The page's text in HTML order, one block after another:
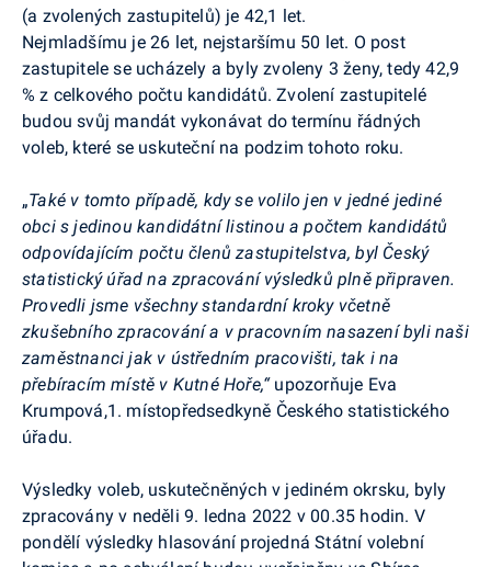
(a zvolených zastupitelů) je 42,1 let.
Nejmladšímu je 26 let, nejstaršímu 50 let. O post
zastupitele se ucházely a byly zvoleny 3 ženy, tedy 42,9
% z celkového počtu kandidátů. Zvolení zastupitelé
budou svůj mandát vykonávat do termínu řádných
voleb, které se uskuteční na podzim tohoto roku.
„Také v tomto případě, kdy se volilo jen v jedné jediné
obci s jedinou kandidátní listinou a počtem kandidátů
odpovídajícím počtu členů zastupitelstva, byl Český
statistický úřad na zpracování výsledků plně připraven.
Provedli jsme všechny standardní kroky včetně
zkušebního zpracovánía v pracovním nasazení byli naši
zaměstnanci jak v ústředním pracovišti, tak i na
přebíracím místě v Kutné Hoře,“ upozorňuje Eva
Krumpová,1. místopředsedkyně Českého statistického
úřadu.
Výsledky voleb, uskutečněných v jediném okrsku, byly
zpracovány v neděli 9. ledna 2022 v 00.35 hodin. V
pondělí výsledky hlasování projedná Státní volební